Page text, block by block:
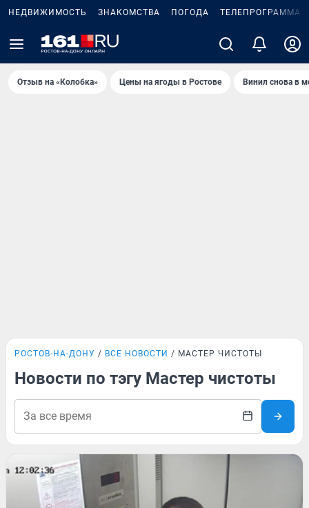
НЕДВИЖИМОСТЬ ЗНАКОМСТВА ПОГОДА ТЕЛЕПРОГРАММА
Отзыв на «Колобка» Цены на ягоды в Ростове Винил снова в
РОСТОВ-НА-ДОНУ ВСЕ НОВОСТИ МАСТЕР ЧИСТОТЫ
Новости по тэгу Мастер чистоты